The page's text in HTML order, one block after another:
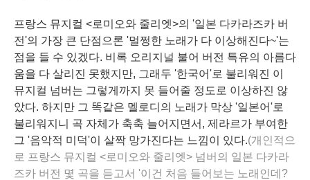
프랑스 뮤지컬 <로미오와 줄리엣>의 '일본 다카라즈카 버
전'의 가장 큰 단점 으론 '멀쩡한 노래 가 다 이상해진다~'는
점을 들 수 있겠다. 비록 오리지널 불어 버전 특유의 아름다
움을 다 살리진 못했지만, 그래두 '한국어'로 불리워진 이
뮤지컬 넘버는 그렇게까지 못 들어줄 정도로 이상하진 않
았다. 하지만 그 똑같은 멜로디의 노래가 막상 '일본어'로
불리워지니 곡 자체가 축축 늘어지면서, 제라르가 부여한
그 '음악적 미덕'이 살짝 망가진다는 느낌이 있다.(개인적으
로 프랑스 뮤지컬 <로미오와 줄리엣> 넘버의 일본 다카라
즈카 버전 몇 곡을 듣고서 '이건 처음 들어보는 노래인데?